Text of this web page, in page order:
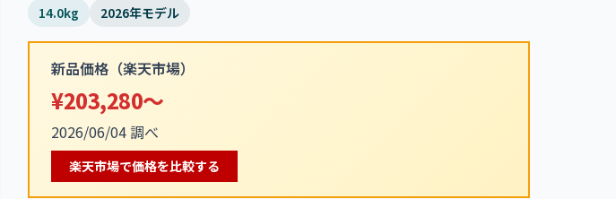
14.0kg 2026年モデル
新品価格（楽天市場）
¥203,280～
2026/06/04 調べ
楽天市場で価格を比較する